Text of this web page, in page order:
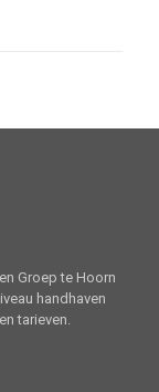
Groep te Hoorn
handhaven
tarieven.